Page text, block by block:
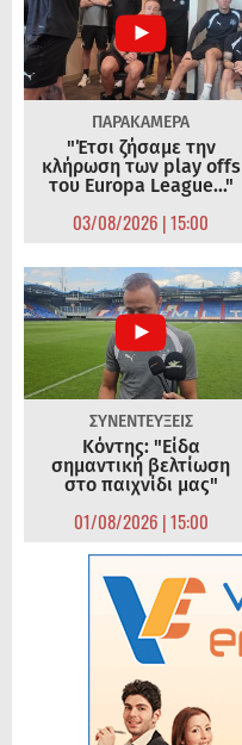
ΠΑΡΑΚΑΜΕΡΑ
"Έτσι ζήσαμε την
κλήρωση των play offs
του Europa League..."
03/08/2026 | 15:00
ΣΥΝΕΝΤΕΥΞΕΙΣ
Κόντης: "Είδα
σημαντική βελτίωση
στο παιχνίδι μας"
01/08/2026 | 15:00